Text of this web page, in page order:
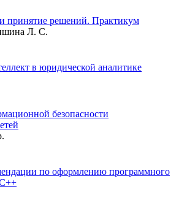
принятие решений. Практикум
Л. С.
в юридической аналитике
безопасности
по оформлению программного